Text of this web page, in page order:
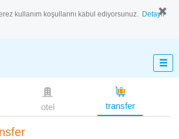
kullanım koşullarını kabul ediyorsunuz. Detaylı
otel transfer